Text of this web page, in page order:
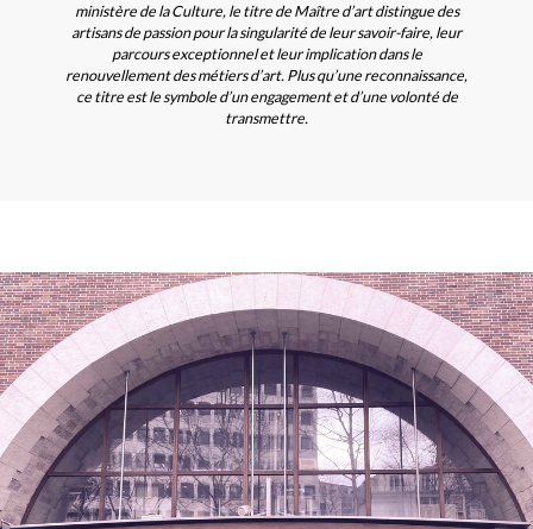
ministère de la Culture, le titre de Maître d’art distingue des
artisans de passion pour la singularité de leur savoir-faire, leur
parcours exceptionnel et leur implication dans le
renouvellement des métiers d’art. Plus qu’une reconnaissance,
ce titre est le symbole d’un engagement et d’une volonté de
transmettre.